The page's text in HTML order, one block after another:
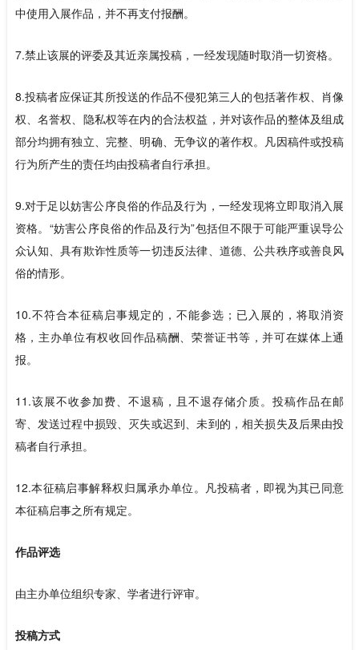
中使用入展作品，并不再支付报酬。
7.禁止该展的评委及其近亲属投稿，一经发现随时取消一切资格。
8.投稿者应保证其所投送的作品不侵犯第三人的包括著作权、肖像
权、名誉权、隐私权等在内的合法权益，并对该作品的整体及组成
部分均拥有独立、完整、明确、无争议的著作权。凡因稿件或投稿
行为所产生的责任均由投稿者自行承担。
9.对于足以妨害公序良俗的作品及行为，一经发现将立即取消入展
资格。“妨害公序良俗的作品及行为”包括但不限于可能严重误导公
众认知、具有欺诈性质等一切违反法律、道德、公共秩序或善良风
俗的情形。
10.不符合本征稿启事规定的，不能参选；已入展的，将取消资
格，主办单位有权收回作品稿酬、荣誉证书等，并可在媒体上通
报。
11.该展不收参加费、不退稿，且不退存储介质。投稿作品在邮
寄、发送过程中损毁、灭失或迟到、未到的，相关损失及后果由投
稿者自行承担。
12.本征稿启事解释权归属承办单位。凡投稿者，即视为其已同意
本征稿启事之所有规定。
作品评选
由主办单位组织专家、学者进行评审。
投稿方式